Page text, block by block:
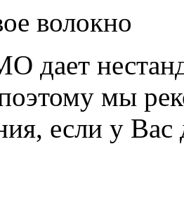
волокно
дает
мы
если у Вас